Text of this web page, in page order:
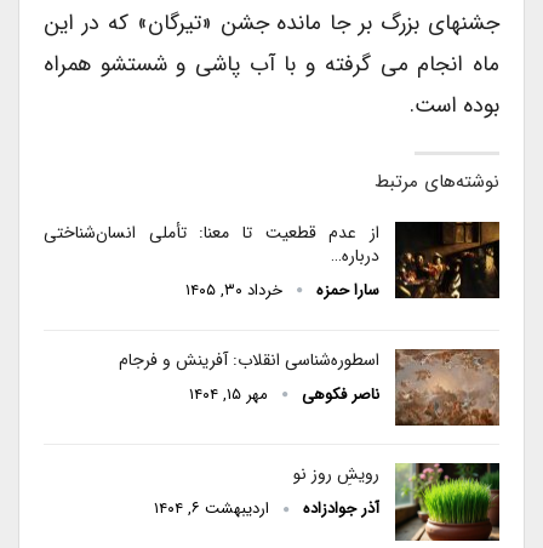
جشنهای بزرگ بر جا مانده جشن «تیرگان» که در این
ماه انجام می گرفته و با آب پاشی و شستشو همراه
بوده است.
نوشته‌های مرتبط
از عدم قطعیت تا معنا: تأملی انسان‌شناختی
درباره…
سارا حمزه خرداد ۳۰, ۱۴۰۵
اسطوره‌شناسی انقلاب: آفرینش و فرجام
ناصر فکوهی مهر ۱۵, ۱۴۰۴
رویشِ روز نو
آذر جوادزاده اردیبهشت ۶, ۱۴۰۴